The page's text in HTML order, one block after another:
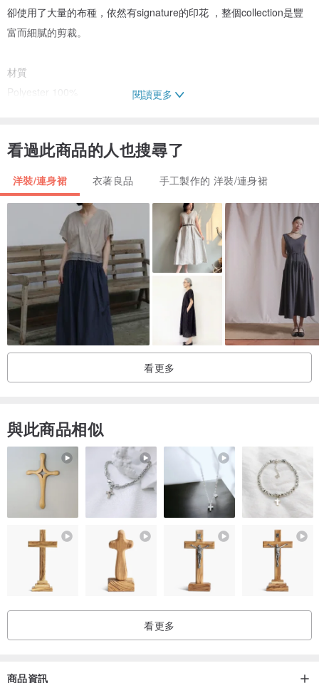
卻使用了大量的布種，依然有signature的印花 ，整個collection是豐
富而細膩的剪裁。
材質
Polyester 100%
S號 胸圍88公分 腰圍65公分 衣長86公分
產地/製造方式
Made in Taiwan
閱讀更多
看過此商品的人也搜尋了
洋裝/連身裙 衣著良品 手工製作的 洋裝/連身裙
看更多
與此商品相似
看更多
商品資訊